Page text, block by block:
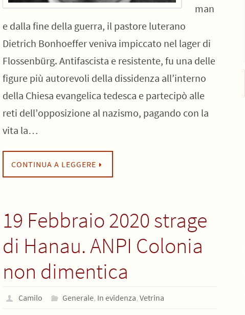
man
e dalla fine della guerra, il pastore luterano
Dietrich Bonhoeffer veniva impiccato nel lager di
Flossenbürg. Antifascista e resistente, fu una delle
figure più autorevoli della dissidenza all’interno
della Chiesa evangelica tedesca e partecipò alle
reti dell’opposizione al nazismo, pagando con la
vita la…
CONTINUA A LEGGERE
19 Febbraio 2020 strage
di Hanau. ANPI Colonia
non dimentica
Camilo Generale, In evidenza,Vetrina